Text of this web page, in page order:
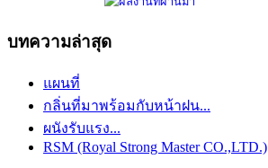
บทความล่าสุด
แผนที่
กลิ่นที่มาพร้อมกับหน้าฝน...
ผนังรับแรง...
RSM (Royal Strong Master CO.,LTD.)